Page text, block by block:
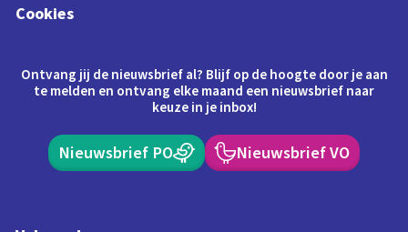
Cookies
Ontvang jij de nieuwsbrief al? Blijf op de hoogte door je aan
te melden en ontvang elke maand een nieuwsbrief naar
keuze in je inbox!
Nieuwsbrief PO Nieuwsbrief VO